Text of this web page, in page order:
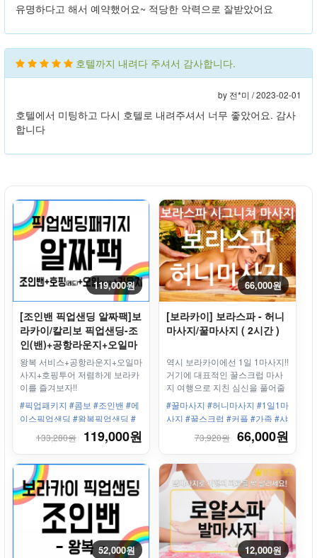
유명하다고 해서 예약했어요~ 적당한 악력으로 잘받았어요
호텔까지 내려다 주셔서 감사합니다.
by 전*미 /2023-02-01
호텔에서 미팅하고 다시 호텔로 내려주셔서 너무 좋았어요. 감사
합니다
119,000원
[조인밴 픽업샌딩 알짜팩]보
라카이/칼리보 픽업샌딩-조
인(밴)+공항라운지+오일마
사지+호핑투어
왕복 서비스+공항라운지+오일마
사지+호핑투어 저렴하게 보라카
이를 즐겨보자!!
#픽업패키지 #콤보 #조인밴 #에
이스픽업샌딩 #왕복픽업샌딩 #
오일마사지 #공항라운지 #호핑
투어 #기본형
133,280원 119,000원
66,000원
[보라카이] 보라스파 - 허니
마사지/꿀마사지 ( 2시간 )
역시 보라카이에선 1일 1마사지!!
거기에 대표적인 꿀스크럽 마사
지 여행으로 지친 심신을 풀어줄
꿀같은 허니마사지!
#꿀마사지 #허니마사지 #1일1마
사지 #꿀스크럽 #커플 #가족 #샤
워 #세탁건조 #보모서비스
73,920원 66,000원
52,000원 12,000원